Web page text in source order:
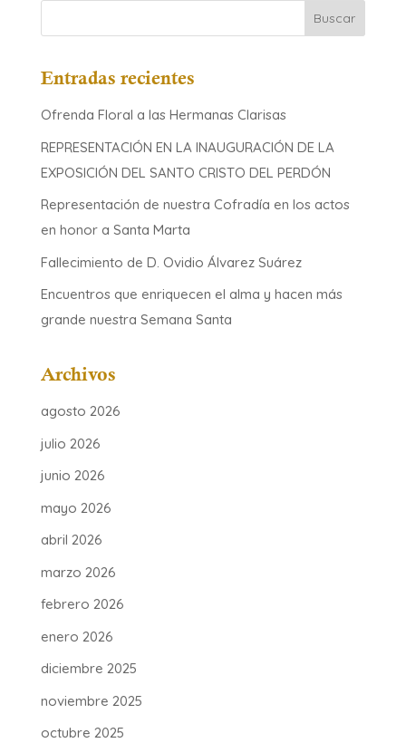
Entradas recientes
Ofrenda Floral a las Hermanas Clarisas
REPRESENTACIÓN EN LA INAUGURACIÓN DE LA
EXPOSICIÓN DEL SANTO CRISTO DEL PERDÓN
Representación de nuestra Cofradía en los actos
en honor a Santa Marta
Fallecimiento de D. Ovidio Álvarez Suárez
Encuentros que enriquecen el alma y hacen más
grande nuestra Semana Santa
Archivos
agosto 2026
julio 2026
junio 2026
mayo 2026
abril 2026
marzo 2026
febrero 2026
enero 2026
diciembre 2025
noviembre 2025
octubre 2025